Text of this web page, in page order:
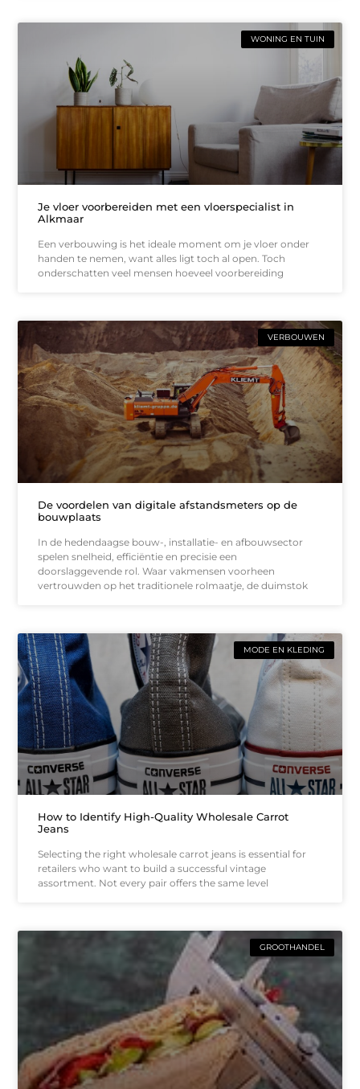
WONING EN TUIN
Je vloer voorbereiden met een vloerspecialist in
Alkmaar
Een verbouwing is het ideale moment om je vloer onder
handen te nemen, want alles ligt toch al open. Toch
onderschatten veel mensen hoeveel voorbereiding
VERBOUWEN
De voordelen van digitale afstandsmeters op de
bouwplaats
In de hedendaagse bouw-, installatie- en afbouwsector
spelen snelheid, efficiëntie en precisie een
doorslaggevende rol. Waar vakmensen voorheen
vertrouwden op het traditionele rolmaatje, de duimstok
MODE EN KLEDING
How to Identify High-Quality Wholesale Carrot
Jeans
Selecting the right wholesale carrot jeans is essential for
retailers who want to build a successful vintage
assortment. Not every pair offers the same level
GROOTHANDEL